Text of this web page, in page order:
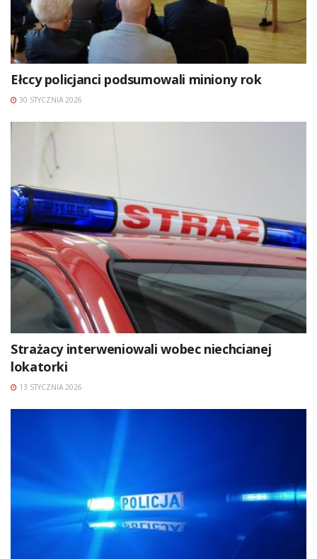
Ełccy policjanci podsumowali miniony rok
30 STYCZNIA 2026
Strażacy interweniowali wobec niechcianej
lokatorki
13 STYCZNIA 2026